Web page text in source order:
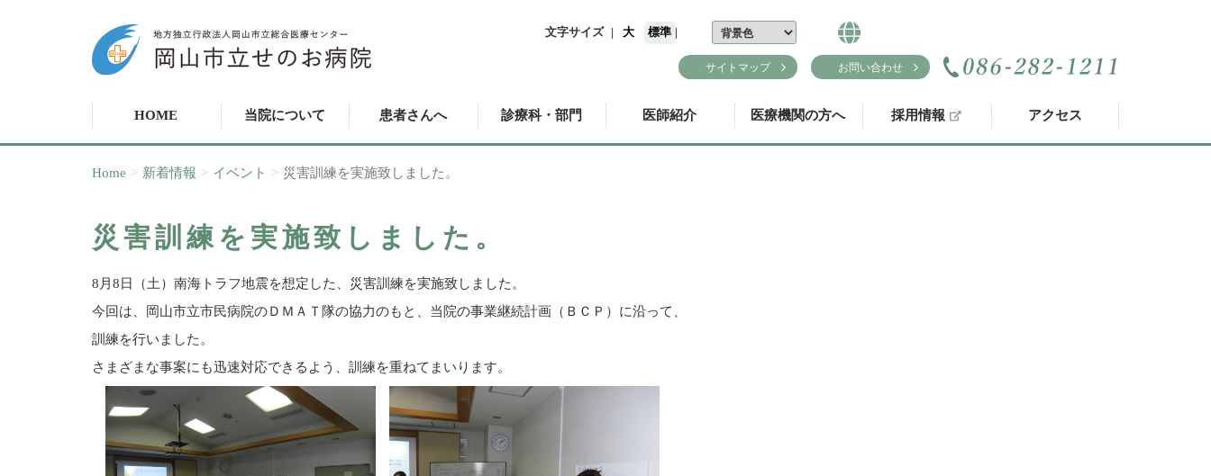
文字サイズ 大 標準
サイトマップ お問い合わせ
HOME 当院について
沿革･概要
設備･機器のご案
内
グループ病院･施
広報誌
患者さんへ
外来診療のご案内
入院のご案内
入退院のご相談
PSG検査入院
面会について
診療科・部門
リハビリテーショ
ン技術科
医師紹介 医療機関の方へ 採用情報 アクセス
Home 新着情報 イベント 災害訓練を実施致しました。
災害訓練を実施致しました。
8月8日（土）南海トラフ地震を想定した、災害訓練を実施致しました。
今回は、岡山市立市民病院のＤＭＡＴ隊の協力のもと、当院の事業継続計画（ＢＣＰ）に沿って、
訓練を行いました。
さまざまな事案にも迅速対応できるよう、訓練を重ねてまいります。